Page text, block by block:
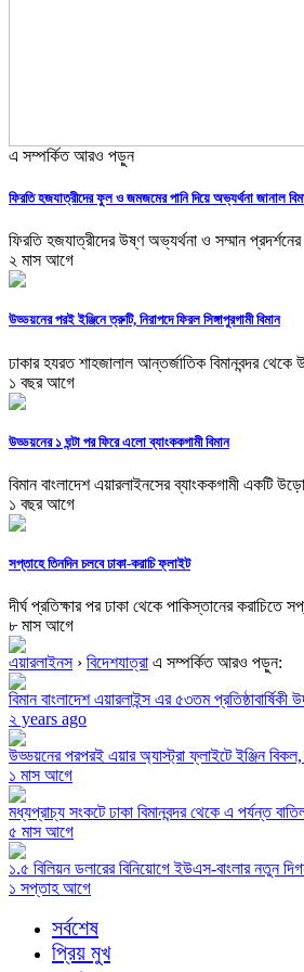
এ সম্পর্কিত আরও পড়ুন
ফিরতি হজযাত্রীদের ফুল ও জমজমের পানি দিয়ে অভ্যর্থনা জানাল
ফিরতি হজযাত্রীদের উষ্ণ অভ্যর্থনা ও সম্মান
২ মাস আগে
উড্ডয়নের পরই ইঞ্জিনে ত্রুটি, নিরাপদে ফিরল সিঙ্গাপুরগামী বিমান
ঢাকার হযরত শাহজালাল আন্তর্জাতিক বিমানবন্দর থেকে
১ বছর আগে
উড্ডয়নের ১ ঘন্টা পর ফিরে এলো ব্যাংককগামী বিমান
বিমান বাংলাদেশ এয়ারলাইনসের ব্যাংককগামী একটি
১ বছর আগে
সপ্তাহে তিনদিন চলবে ঢাকা-করাচি ফ্লাইট
দীর্ঘ প্রতিক্ষার পর ঢাকা থেকে পাকিস্তানের করাচিতে
৮ মাস আগে
এয়ারলাইনস› বিদেশযাত্রা এ সম্পর্কিত আরও পড়ুন:
বিমান বাংলাদেশ এয়ারলাইন্স এর ৫৩তম প্রতিষ্ঠাবার্ষিকী
২ years ago
উড্ডয়নের পরপরই এয়ার অ্যাস্ট্রা ফ্লাইটে ইঞ্জিন
১ মাস আগে
মধ্যপ্রাচ্য সংকটে ঢাকা বিমানবন্দর থেকে এ পর্যন্ত
৫ মাস আগে
১.৫ বিলিয়ন ডলারের বিনিয়োগে ইউএস-বাংলার নতুন
১ সপ্তাহ আগে
সর্বশেষ
প্রিয় মুখ